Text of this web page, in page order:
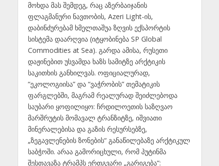
მოხდა მას შემდეგ, რაც აზერბაიჯანის
ფლაგმანური ნავთობის, Azeri Light-ის,
დაბინძურებამ ხმელთაშუა ზღვის ექსპორტის
სისტემა დაარღვია (იტყობინება SP Global
Commodities at Sea). გარდა ამისა, რუსეთი
დაჟინებით უსვამდა ხაზს სამიტზე არქტიკის
საკითხის განხილვას. ოფიციალურად,
“ეკოლოგიისა” და “ვაჭრობის” თემატიკის
ფარგლებში, მაგრამ რეალურად შეიძლებოდა
საუბარი ყოფილიყო: ჩრდილოეთის საზღვაო
მარშრუტის მომავალ ტრანზიტზე, იშვიათი
მინერალებისა და გაზის რესურსებზე,
„ზეგავლენების ზონების“ განაწილებაზე არქტიკულ
საბჭოში. არაა გამორიცხული, რომ პუტინმა
შესთავაზა ტრამპს ერთგვარი „გარიგება“: